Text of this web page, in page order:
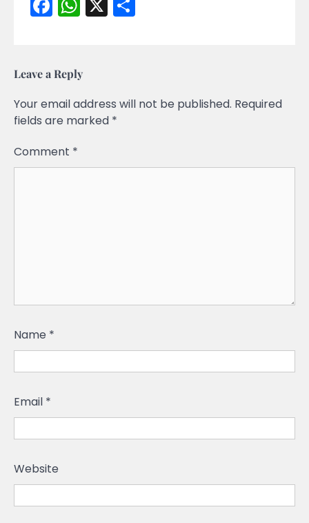
Leave a Reply
Your email address will not be published. Required
fields are marked *
Comment *
Name *
Email *
Website